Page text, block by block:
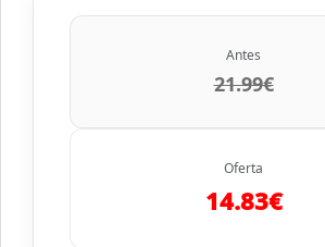
Antes
21.99€
Oferta
14.83€